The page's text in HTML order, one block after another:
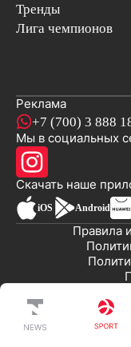
Тренды
Лига чемпионов
Реклама
+7 (700) 3 888
Мы в социальных
Скачать наше
iOS Android
Правила
©